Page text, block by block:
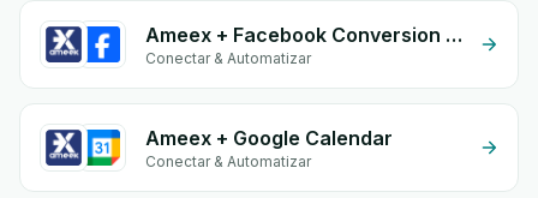
Ameex + Facebook Conversion API (CAPI)
Conectar & Automatizar
Ameex + Google Calendar
Conectar & Automatizar